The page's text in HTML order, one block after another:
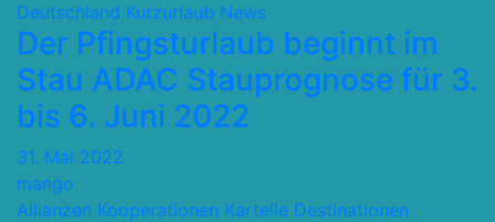
Deutschland Kurzurlaub News
Der Pfingsturlaub beginnt im
Stau ADAC Stauprognose für 3.
bis 6. Juni 2022
31. Mai 2022
mango
Allianzen Kooperationen Kartelle Destinationen